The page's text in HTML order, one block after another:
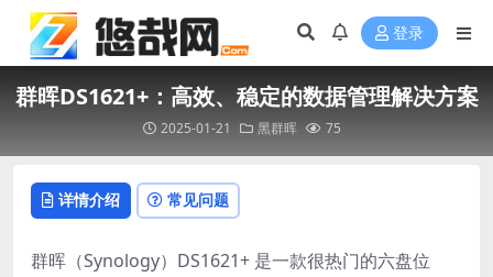
登录
群晖DS1621+：高效、稳定的数据管理解决方案
2025-01-21 黑群晖 75
详情介绍 常见问题
群晖（Synology）DS1621+ 是一款很热门的六盘位